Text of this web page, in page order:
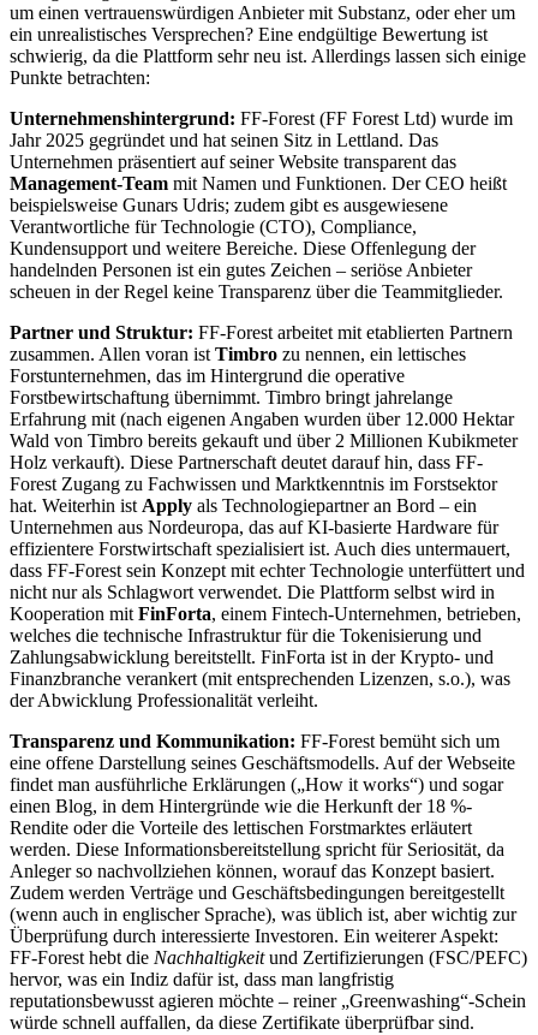
um einen vertrauenswürdigen Anbieter mit Substanz, oder eher um
ein unrealistisches Versprechen? Eine endgültige Bewertung ist
schwierig, da die Plattform sehr neu ist. Allerdings lassen sich einige
Punkte betrachten:
Unternehmenshintergrund: FF-Forest (FF Forest Ltd) wurde im
Jahr 2025 gegründet und hat seinen Sitz in Lettland. Das
Unternehmen präsentiert auf seiner Website transparent das
Management-Team mit Namen und Funktionen. Der CEO heißt
beispielsweise Gunars Udris; zudem gibt es ausgewiesene
Verantwortliche für Technologie (CTO), Compliance,
Kundensupport und weitere Bereiche. Diese Offenlegung der
handelnden Personen ist ein gutes Zeichen – seriöse Anbieter
scheuen in der Regel keine Transparenz über die Teammitglieder.
Partner und Struktur: FF-Forest arbeitet mit etablierten Partnern
zusammen. Allen voran ist Timbro zu nennen, ein lettisches
Forstunternehmen, das im Hintergrund die operative
Forstbewirtschaftung übernimmt. Timbro bringt jahrelange
Erfahrung mit (nach eigenen Angaben wurden über 12.000 Hektar
Wald von Timbro bereits gekauft und über 2 Millionen Kubikmeter
Holz verkauft). Diese Partnerschaft deutet darauf hin, dass FF-
Forest Zugang zu Fachwissen und Marktkenntnis im Forstsektor
hat. Weiterhin ist Apply als Technologiepartner an Bord – ein
Unternehmen aus Nordeuropa, das auf KI-basierte Hardware für
effizientere Forstwirtschaft spezialisiert ist. Auch dies untermauert,
dass FF-Forest sein Konzept mit echter Technologie unterfüttert und
nicht nur als Schlagwort verwendet. Die Plattform selbst wird in
Kooperation mit FinForta, einem Fintech-Unternehmen, betrieben,
welches die technische Infrastruktur für die Tokenisierung und
Zahlungsabwicklung bereitstellt. FinForta ist in der Krypto- und
Finanzbranche verankert (mit entsprechenden Lizenzen, s.o.), was
der Abwicklung Professionalität verleiht.
Transparenz und Kommunikation: FF-Forest bemüht sich um
eine offene Darstellung seines Geschäftsmodells. Auf der Webseite
findet man ausführliche Erklärungen („How it works“) und sogar
einen Blog, in dem Hintergründe wie die Herkunft der 18 %-
Rendite oder die Vorteile des lettischen Forstmarktes erläutert
werden. Diese Informationsbereitstellung spricht für Seriosität, da
Anleger so nachvollziehen können, worauf das Konzept basiert.
Zudem werden Verträge und Geschäftsbedingungen bereitgestellt
(wenn auch in englischer Sprache), was üblich ist, aber wichtig zur
Überprüfung durch interessierte Investoren. Ein weiterer Aspekt:
FF-Forest hebt die Nachhaltigkeitund Zertifizierungen (FSC/PEFC)
hervor, was ein Indiz dafür ist, dass man langfristig
reputationsbewusst agieren möchte – reiner „Greenwashing“-Schein
würde schnell auffallen, da diese Zertifikate überprüfbar sind.